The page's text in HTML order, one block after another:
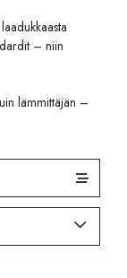
– niin
lämmittäjän –